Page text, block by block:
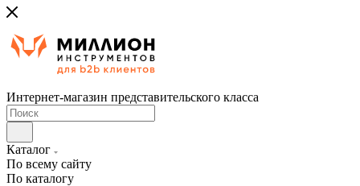
Интернет-магазин представительского класса
Каталог
По всему сайту
По каталогу